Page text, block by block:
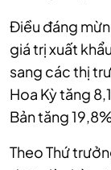
Điều đáng
giá trị xuất
sang các thị
Hoa Kỳ tăng
Bản tăng
Theo Thứ